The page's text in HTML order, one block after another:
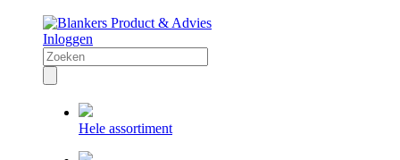
Inloggen
Hele assortiment